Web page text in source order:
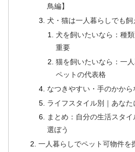
鳥編】
犬・猫は一人暮らしでも飼
犬を飼いたいなら：種
重要
猫を飼いたいなら：一
ペットの代表格
なつきやすい・手のかから
ライフスタイル別｜あな
まとめ：自分の生活スタ
選ぼう
一人暮らしでペット可物件を